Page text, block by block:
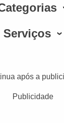
Serviços
após a
Publicidade